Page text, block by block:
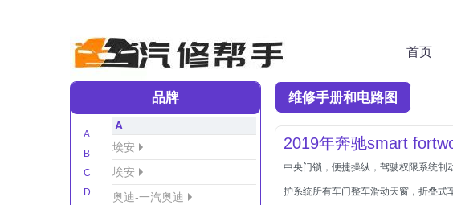
首页
品牌
A
B
C
D
A
埃安
埃安
奥迪-一汽奥迪
维修手册和电路图
2019年奔驰smart
中央门锁，便捷操纵，驾驶权限系统制
护系统所有车门整车滑动天窗，折叠式